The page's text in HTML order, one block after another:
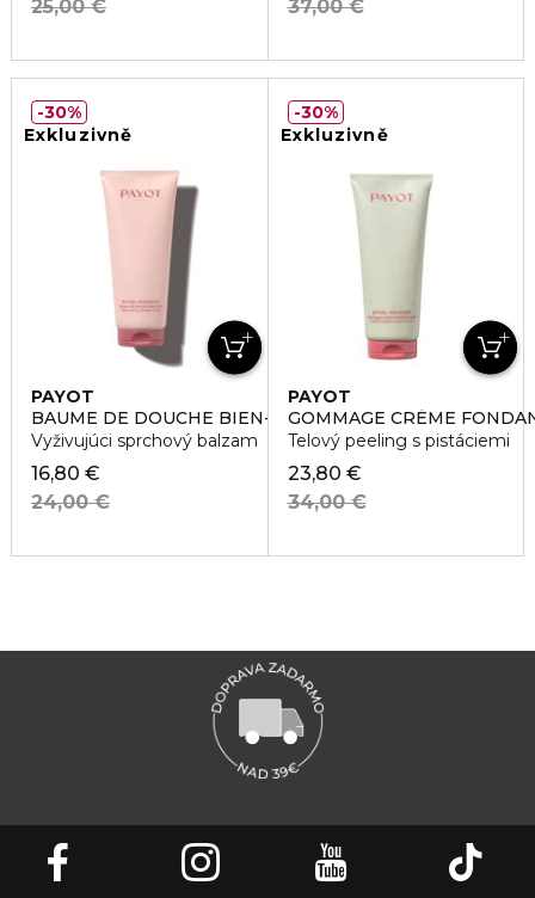
25,00 € 37,00 €
Exkluzivně
PAYOT
BAUME DE DOUCHE BIEN-ÊTRET
Vyživujúci sprchový balzam
16,80 €
24,00 €
30%
Exkluzivně
PAYOT
GOMMAGE CRÈME
Telový peeling s pistáciemi
23,80 €
34,00 €
30%